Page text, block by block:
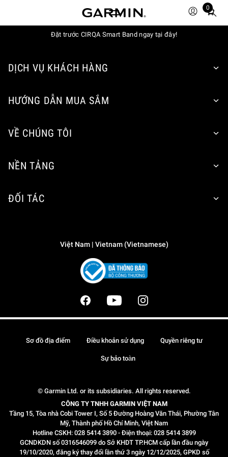
0
Total
Đặt trước CIRQA Smart Band ngay tại đây!
DỊCH VỤ KHÁCH HÀNG
HƯỚNG DẪN MUA SẮM
VỀ CHÚNG TÔI
NỀN TẢNG
ĐỐI TÁC
Việt Nam | Vietnam (Vietnamese)
© Garmin Ltd. or its subsidiaries. All rights reserved.
CÔNG TY TNHH GARMIN VIỆT NAM
Tầng 15, Tòa nhà Cobi Tower I, Số 5 Đường Hoàng Văn Thái, Phường Tân
Mỹ, Thành phố Hồ Chí Minh, Việt Nam
Hotline CSKH: 028 5414 3890 - Điện thoại: 028 5414 3899
GCNDKDN số 0316546099 do Sở KHDT TP.HCM cấp lần đầu ngày
19/10/2020, đăng ký thay đổi lần thứ 3 ngày 12/12/2025, GPKD số
Sơ đồ địa điểm Điều khoản sử dụng Quyền riêng tư
Sự bảo toàn